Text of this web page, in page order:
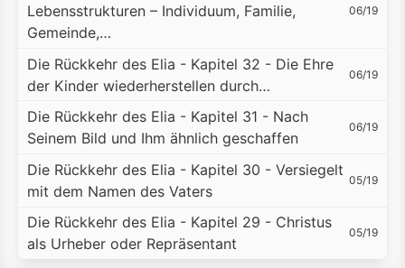
Lebensstrukturen – Individuum, Familie,
Gemeinde,…
06/19
Die Rückkehr des Elia - Kapitel 32 - Die Ehre
der Kinder wiederherstellen durch…
06/19
Die Rückkehr des Elia - Kapitel 31 - Nach
Seinem Bild und Ihm ähnlich geschaffen
06/19
Die Rückkehr des Elia - Kapitel 30 - Versiegelt
mit dem Namen des Vaters
05/19
Die Rückkehr des Elia - Kapitel 29 - Christus
als Urheber oder Repräsentant
05/19